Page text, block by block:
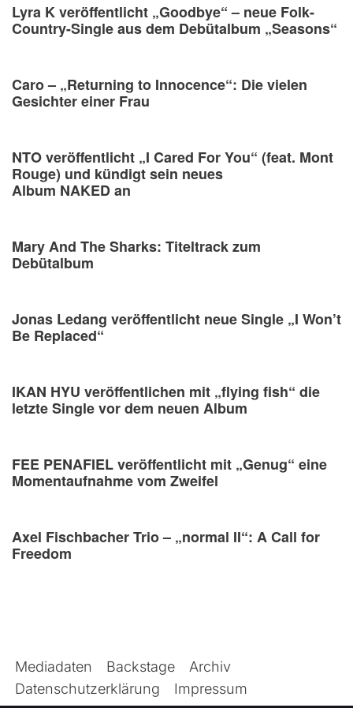
Lyra K veröffentlicht „Goodbye“ – neue Folk-
Country-Single aus dem Debütalbum „Seasons“
Caro – „Returning to Innocence“: Die vielen
Gesichter einer Frau
NTO veröffentlicht „I Cared For You“ (feat. Mont
Rouge) und kündigt sein neues
Album NAKED an
Mary And The Sharks: Titeltrack zum
Debütalbum
Jonas Ledang veröffentlicht neue Single „I Won’t
Be Replaced“
IKAN HYU veröffentlichen mit „flying fish“ die
letzte Single vor dem neuen Album
FEE PENAFIEL veröffentlicht mit „Genug“ eine
Momentaufnahme vom Zweifel
Axel Fischbacher Trio – „normal II“: A Call for
Freedom
Mediadaten Backstage
Archiv
Datenschutzerklärung
Impressum